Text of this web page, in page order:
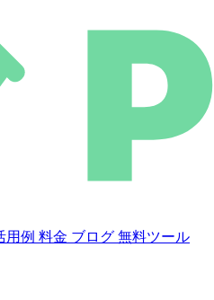
用例 料金 ブログ 無料ツール